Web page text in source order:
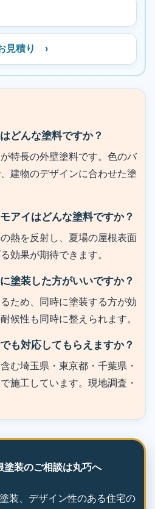
見積り ›
どんな塗料ですか？
特長の外壁塗料です。色のバ
建物のデザインに合わせた塗
アイはどんな塗料ですか？
熱を反射し、夏場の屋根表面
効果が期待できます。
塗装した方がいいですか？
ため、同時に塗装する方が効
候性も同時に整えられます。
も対応してもらえますか？
む埼玉県・東京都・千葉県・
施工しています。現地調査・
塗装のご相談は丸巧へ
装、デザイン性のある住宅の